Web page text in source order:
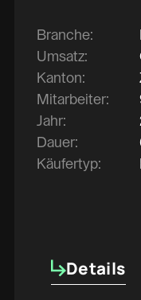
Branche:
Umsatz:
Kanton:
Mitarbeiter:
Jahr:
Dauer:
Käufertyp:
Details
Details